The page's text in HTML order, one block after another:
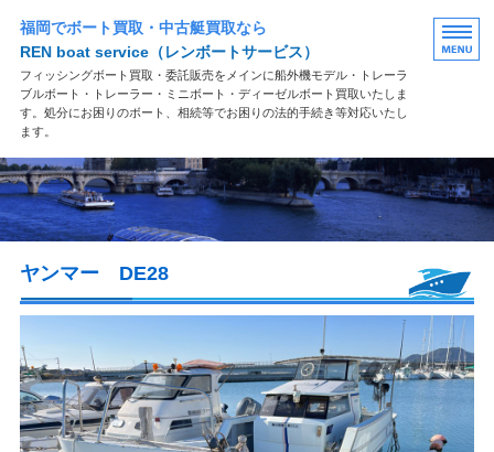
福岡でボート買取・中古艇買取なら
REN boat service（レンボートサービス）
フィッシングボート買取・委託販売をメインに船外機モデル・トレーラ
ブルボート・トレーラー・ミニボート・ディーゼルボート買取いたしま
す。処分にお困りのボート、相続等でお困りの法的手続き等対応いたし
ます。
買取案内
買取の流れ
よくある質問
お問い合わせ
ヤンマー DE28